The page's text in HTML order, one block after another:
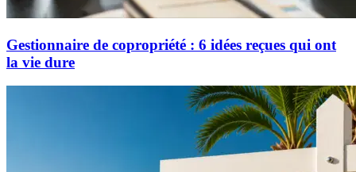
Gestionnaire de copropriété : 6 idées reçues qui ont
la vie dure